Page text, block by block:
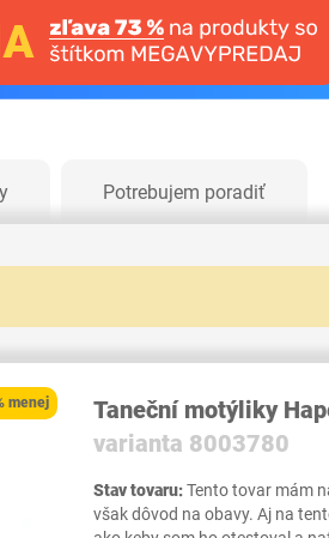
Potrebujem poradiť
menej
Taneční motýliky
varianta 8003780
Stav tovaru:Tento tovar mám
však dôvod na obavy. Aj na